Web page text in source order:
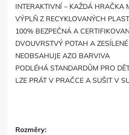
INTERAKTIVNÍ – KAŽDÁ HRAČKA
VÝPLŇ Z RECYKLOVANÝCH
100% BEZPEČNÁ A
DVOUVRSTVÝ POTAH A
NEOBSAHUJE AZO BARVIVA
PODLÉHÁ STANDARDŮM PRO
LZE PRÁT V PRAČCE A SUŠIT V
Rozměry: